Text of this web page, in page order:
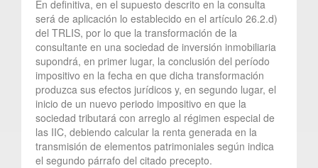
En definitiva, en el supuesto descrito en la consulta
será de aplicación lo establecido en el artículo 26.2.d)
del TRLIS, por lo que la transformación de la
consultante en una sociedad de inversión inmobiliaria
supondrá, en primer lugar, la conclusión del período
impositivo en la fecha en que dicha transformación
produzca sus efectos jurídicos y, en segundo lugar, el
inicio de un nuevo periodo impositivo en que la
sociedad tributará con arreglo al régimen especial de
las IIC, debiendo calcular la renta generada en la
transmisión de elementos patrimoniales según indica
el segundo párrafo del citado precepto.